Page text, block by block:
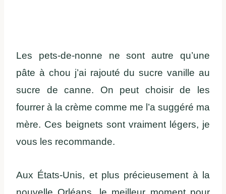
Les pets-de-nonne ne sont autre qu’une
pâte à chou j’ai rajouté du sucre vanille au
sucre de canne. On peut choisir de les
fourrer à la crème comme me l’a suggéré ma
mère. Ces beignets sont vraiment légers, je
vous les recommande.
Aux États-Unis, et plus précieusement à la